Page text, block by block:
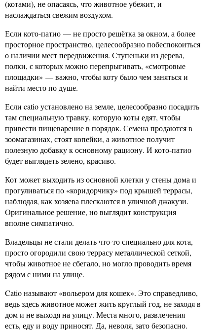
(котами), не опасаясь, что животное убежит, и
наслаждаться свежим воздухом.
Если кото-патио — не просто решётка за окном, а более
просторное пространство, целесообразно побеспокоиться
о наличии мест передвижения. Ступеньки из дерева,
полки, с которых можно перепрыгивать, «смотровые
площадки» — важно, чтобы коту было чем заняться и
найти место по душе.
Если catio установлено на земле, целесообразно посадить
там специальную травку, которую коты едят, чтобы
привести пищеварение в порядок. Семена продаются в
зоомагазинах, стоят копейки, а животное получит
полезную добавку к основному рациону. И кото-патио
будет выглядеть зелено, красиво.
Кот может выходить из основной клетки у стены дома и
прогуливаться по «коридорчику» под крышей террасы,
наблюдая, как хозяева плескаются в уличной джакузи.
Оригинальное решение, но выглядит конструкция
вполне симпатично.
Владельцы не стали делать что-то специально для кота,
просто огородили свою террасу металлической сеткой,
чтобы животное не сбегало, но могло проводить время
рядом с ними на улице.
Catio называют «вольером для кошек». Это справедливо,
ведь здесь животное может жить круглый год, не заходя в
дом и не выходя на улицу. Места много, развлечения
есть, еду и воду приносят. Да, неволя, зато безопасно.